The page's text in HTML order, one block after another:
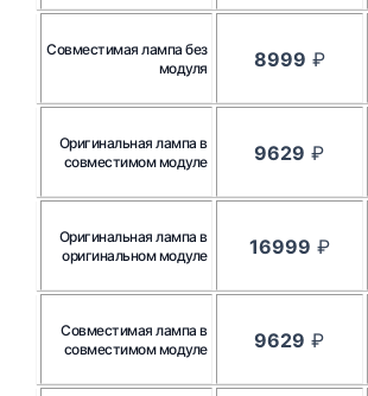
Совместимая лампа без
модуля
8999 ₽
Оригинальная лампа в
совместимом модуле
9629 ₽
Оригинальная лампа в
оригинальном модуле
16999 ₽
Совместимая лампа в
совместимом модуле
9629 ₽